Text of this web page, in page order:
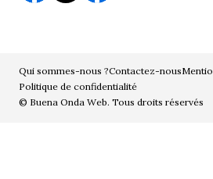
Qui sommes-nous ?Contactez-nous
Politique de confidentialité
© Buena Onda Web. Tous droits réservés